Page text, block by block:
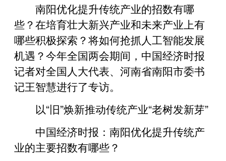
南阳优化提升传统产业的招数有哪
些？在培育壮大新兴产业和未来产业上有
哪些积极探索？将如何抢抓人工智能发展
机遇？今年全国两会期间，中国经济时报
记者对全国人大代表、河南省南阳市委书
记王智慧进行了专访。
以“旧”焕新推动传统产业“老树发新芽”
中国经济时报：南阳优化提升传统产
业的主要招数有哪些？